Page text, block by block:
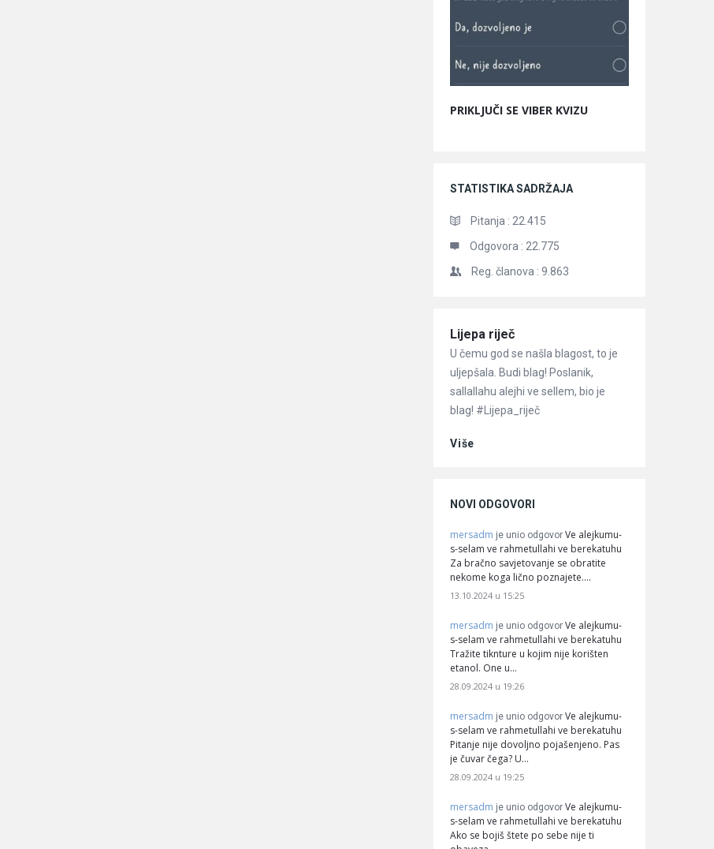
PRIKLJUČI SE VIBER KVIZU
STATISTIKA SADRŽAJA
Pitanja : 22.415
Odgovora : 22.775
Reg. članova : 9.863
Članci
Lijepa riječ
U čemu god se našla blagost, to je
uljepšala. Budi blag! Poslanik,
sallallahu alejhi ve sellem, bio je
blag! #Lijepa_riječ
Više
NOVI ODGOVORI
mersadm je unio odgovor Ve alejkumu-
s-selam ve rahmetullahi ve berekatuhu
Za bračno savjetovanje se obratite
nekome koga lično poznajete.…
13.10.2024 u 15:25
mersadm je unio odgovor Ve alejkumu-
s-selam ve rahmetullahi ve berekatuhu
Tražite tiknture u kojim nije korišten
etanol. One u…
28.09.2024 u 19:26
mersadm je unio odgovor Ve alejkumu-
s-selam ve rahmetullahi ve berekatuhu
Pitanje nije dovoljno pojašenjeno. Pas
je čuvar čega? U…
28.09.2024 u 19:25
mersadm je unio odgovor Ve alejkumu-
s-selam ve rahmetullahi ve berekatuhu
Ako se bojiš štete po sebe nije ti